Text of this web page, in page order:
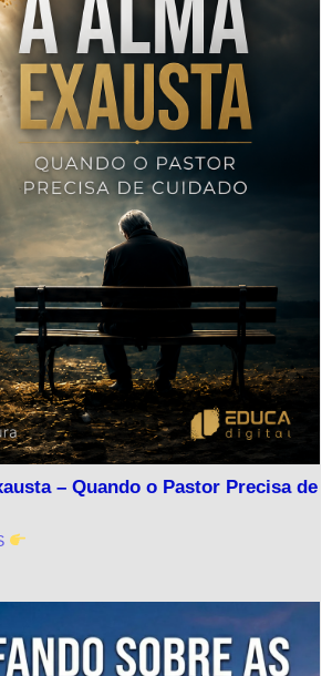
– Quando o Pastor Precisa de